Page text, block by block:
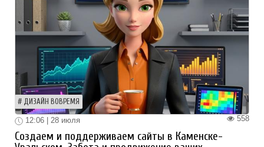
ДИЗАЙН ВОВРЕМЯ
558
12:06 | 28 июля
Создаем и поддерживаем сайты в Каменске-